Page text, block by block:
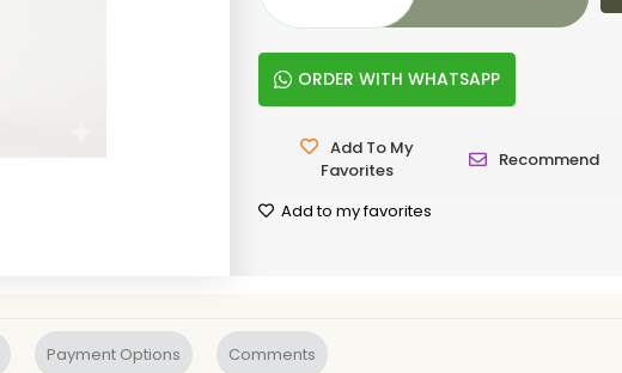
ORDER WITH WHATSAPP
Add To My
Favorites
Recommend
Add to my favorites
Payment Options Comments